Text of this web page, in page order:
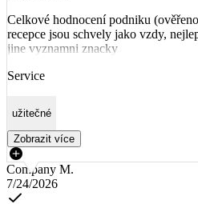
Celkové hodnocení podniku
recepce jsou schvely jako vzdy,
jine vyznamni znacky
Service
užitečné
Zobrazit více
Company M.
7/24/2026